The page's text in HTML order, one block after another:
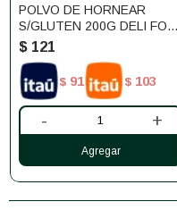
POLVO DE HORNEAR
S/GLUTEN 200G DELI FOR
LIFE
$ 121
$ 91 $ 103
- +